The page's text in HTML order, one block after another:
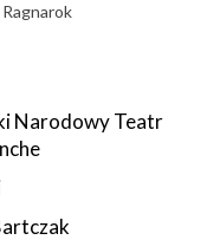
Ragnarok
Narodowy Teatr